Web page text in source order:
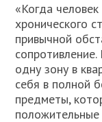
«Когда
хронического
привычной
одну зону в
себя в полной
предметы,